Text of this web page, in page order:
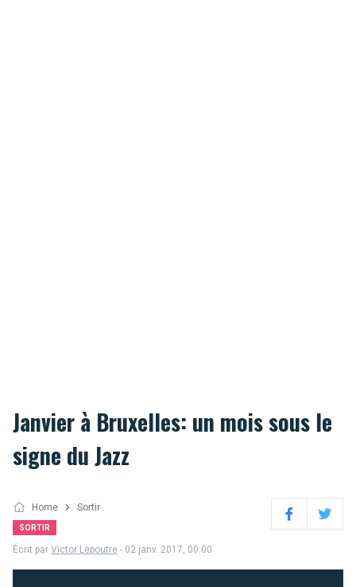
Janvier à Bruxelles: un mois sous le
signe du Jazz
Home Sortir
SORTIR FacebookTwitter
Écrit par Victor Lepoutre - 02 janv. 2017, 00:00